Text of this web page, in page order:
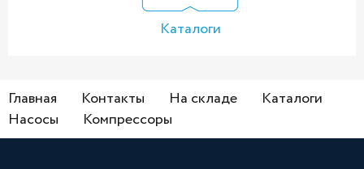
Каталоги
Главная Контакты На складе
Каталоги
Насосы
Компрессоры